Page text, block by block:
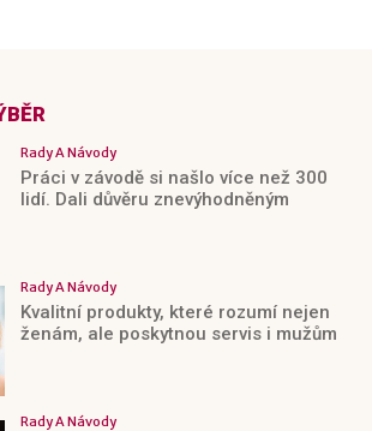
Rady A Návody
Práci v závodě si našlo více než 300
lidí. Dali důvěru znevýhodněným
Rady A Návody
Kvalitní produkty, které rozumí nejen
ženám, ale poskytnou servis i mužům
Rady A Návody